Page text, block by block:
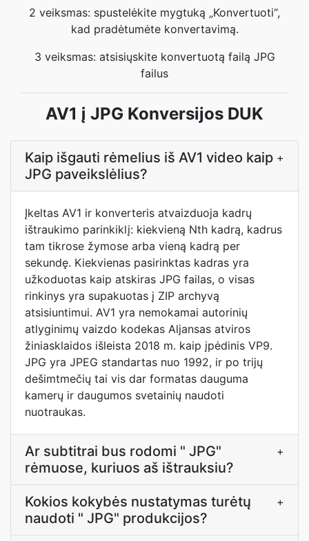
2 veiksmas: spustelėkite mygtuką „Konvertuoti“,
kad pradėtumėte konvertavimą.
3 veiksmas: atsisiųskite konvertuotą failą JPG
failus
AV1 į JPG Konversijos DUK
Kaip išgauti rėmelius iš AV1 video kaip
JPG paveikslėlius?
+
Įkeltas AV1 ir konverteris atvaizduoja kadrų
ištraukimo parinkiklį: kiekvieną Nth kadrą, kadrus
tam tikrose žymose arba vieną kadrą per
sekundę. Kiekvienas pasirinktas kadras yra
užkoduotas kaip atskiras JPG failas, o visas
rinkinys yra supakuotas į ZIP archyvą
atsisiuntimui. AV1 yra nemokamai autorinių
atlyginimų vaizdo kodekas Aljansas atviros
žiniasklaidos išleista 2018 m. kaip įpėdinis VP9.
JPG yra JPEG standartas nuo 1992, ir po trijų
dešimtmečių tai vis dar formatas dauguma
kamerų ir daugumos svetainių naudoti
nuotraukas.
Ar subtitrai bus rodomi " JPG"
rėmuose, kuriuos aš ištrauksiu?
+
Kokios kokybės nustatymas turėtų
naudoti " JPG" produkcijos?
+